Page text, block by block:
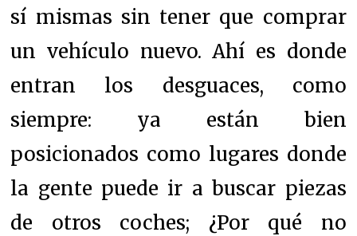
sí mismas sin tener que comprar
un vehículo nuevo. Ahí es donde
entran los desguaces, como
siempre: ya están bien
posicionados como lugares donde
la gente puede ir a buscar piezas
de otros coches; ¿Por qué no